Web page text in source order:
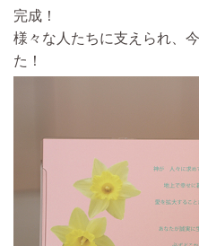
完成！
様々な人たちに支えられ、
た！